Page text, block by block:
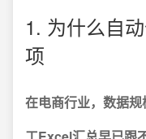
1. 为什么自
项
在电商行业，数据